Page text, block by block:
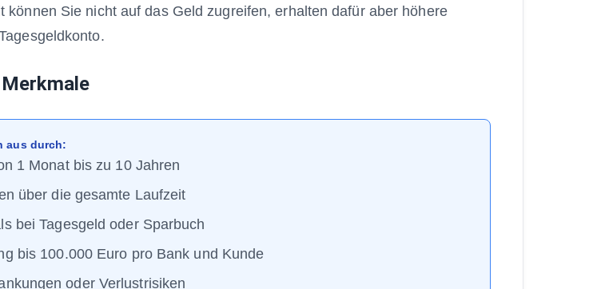
können Sie nicht auf das Geld zugreifen, erhalten dafür aber höhere
aus durch:
1 Monat bis zu 10 Jahren
über die gesamte Laufzeit
bei Tagesgeld oder Sparbuch
bis 100.000 Euro pro Bank und Kunde
oder Verlustrisiken